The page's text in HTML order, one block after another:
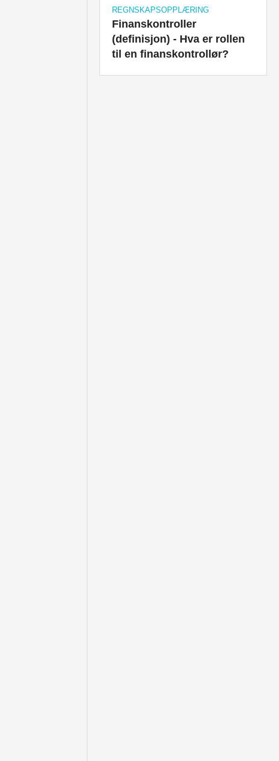
REGNSKAPSOPPLÆRING
Finanskontroller
(definisjon) - Hva er rollen
til en finanskontrollør?